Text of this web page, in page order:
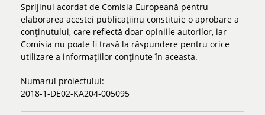
Sprijinul acordat de Comisia Europeană pentru
elaborarea acestei publicațiinu constituie o aprobare a
conținutului, care reflectă doar opiniile autorilor, iar
Comisia nu poate fi trasă la răspundere pentru orice
utilizare a informațiilor conținute în aceasta.
Numarul proiectului:
2018-1-DE02-KA204-005095